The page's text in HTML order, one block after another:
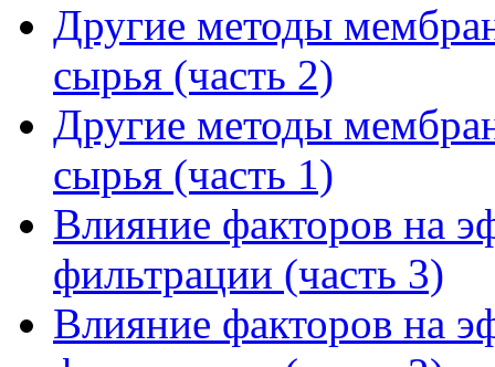
Другие методы
сырья (часть 2)
Другие методы
сырья (часть 1)
Влияние факторов на
фильтрации (часть 3)
Влияние факторов на